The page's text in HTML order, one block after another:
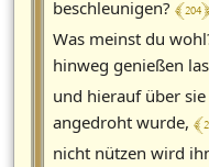
beschleunigen? 204 ﴿
Was meinst du
hinweg genießen
und hierauf über
angedroht wurde, ﴿
nicht nützen wird